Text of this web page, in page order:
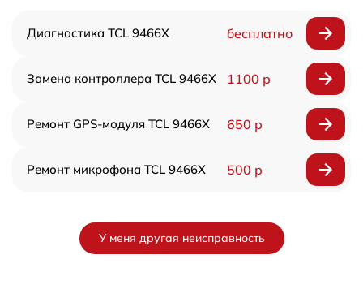
Диагностика TCL 9466X бесплатно
Замена контроллера TCL 9466X 1100 р
Ремонт GPS-модуля TCL 9466X 650 р
Ремонт микрофона TCL 9466X 500 р
У меня другая неисправность